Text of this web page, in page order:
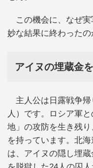
この機会に、なぜ実
妙な結果に終わったの
アイヌの埋蔵金
主人公は日露戦争帰
人）です。ロシア軍
地」の攻防を生き残
を持っています。北
は、アイヌの隠し埋